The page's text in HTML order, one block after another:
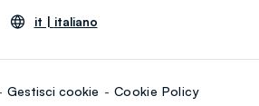
it | italiano
Gestisci cookie Cookie Policy